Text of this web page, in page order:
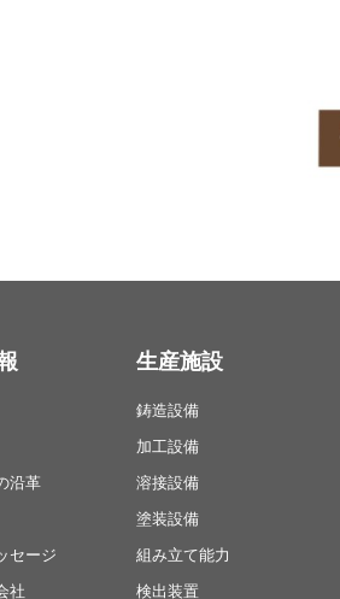
沿革
セージ
社
生産施設
鋳造設備
加工設備
溶接設備
塗装設備
組み立て能力
検出装置